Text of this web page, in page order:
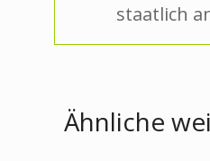
staatlich
Ähnliche